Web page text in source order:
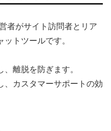
者がサイト訪問者とリア
トツールです。
、離脱を防ぎます。
、カスタマーサポートの効